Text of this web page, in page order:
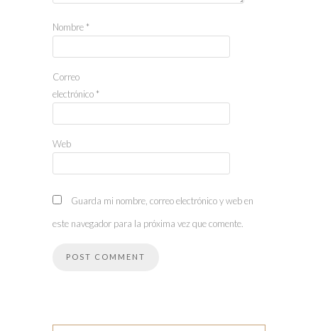
Nombre *
Correo
electrónico *
Web
Guarda mi nombre, correo electrónico y web en
este navegador para la próxima vez que comente.